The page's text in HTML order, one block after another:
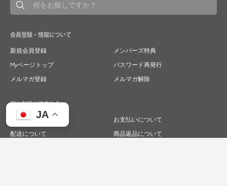
JA
会員登録・情報について
新規会員登録
メンバーズ特典
Myページトップ
パスワード再発行
メルマガ登録
メルマガ解除
何かお困りですか？
ご注文について
お支払いについて
配送について
商品返品について